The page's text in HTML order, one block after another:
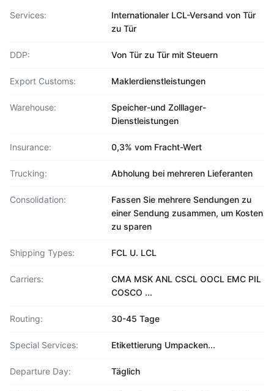
Services:
Internationaler LCL-Versand von Tür
zu Tür
DDP: Von Tür zu Tür mit Steuern
Export Customs: Maklerdienstleistungen
Warehouse:
Speicher-und Zolllager-
Dienstleistungen
Insurance: 0,3% vom Fracht-Wert
Trucking: Abholung bei mehreren Lieferanten
Consolidation:
Fassen Sie mehrere Sendungen zu
einer Sendung zusammen, um Kosten
zu sparen
Shipping Types: FCL U. LCL
Carriers:
CMA MSK ANL CSCL OOCL EMC PIL
COSCO ...
Routing: 30-45 Tage
Special Services: Etikettierung Umpacken...
Departure Day: Täglich